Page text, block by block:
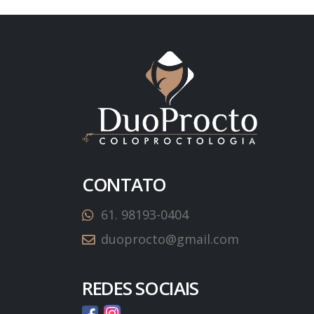
CONTATO
61. 98193-0404
duoprocto@gmail.com
REDES SOCIAIS